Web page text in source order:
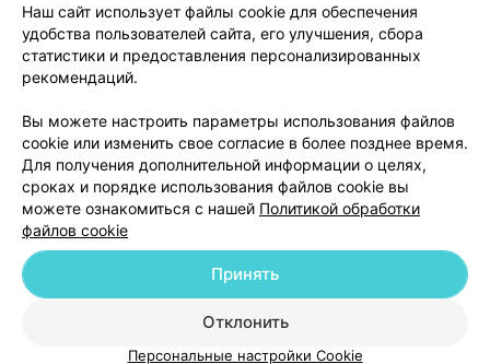
Вакансии
Партнеры
Написать руководителю 103.by
Обработка персональных данных
© 2026 ООО «Артокс Лаб», УНП 191700409
| 220012, Республика Беларусь,
Служба поддержки +375 291212755
Наш сайт использует файлы cookie для обеспечения
удобства пользователей сайта, его улучшения, сбора
статистики и предоставления персонализированных
рекомендаций.
Вы можете настроить параметры использования файлов
cookie или изменить свое согласие в более позднее время.
Для получения дополнительной информации о целях,
сроках и порядке использования файлов cookie вы
можете ознакомиться с нашей Политикой обработки
файлов cookie
Отклонить
Принять
Персональные настройки Cookie